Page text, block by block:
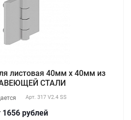
листовая 40мм х 40мм из
СТАЛИ
Арт. 317 V2.4 SS
1656 рублей